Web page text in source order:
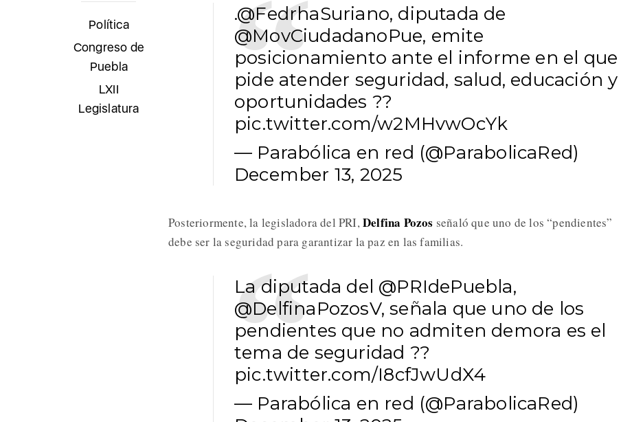
Política
Congreso de
Puebla
LXII
Legislatura
.@FedrhaSuriano, diputada de
@MovCiudadanoPue, emite
posicionamiento ante el informe en el que
pide atender seguridad, salud, educación y
oportunidades ?️?
pic.twitter.com/w2MHvwOcYk
— Parabólica en red (@ParabolicaRed)
December 13, 2025
Posteriormente, la legisladora del PRI,Delfina Pozos señaló que uno de los “pendientes”
debe ser la seguridad para garantizar la paz en las familias.
La diputada del @PRIdePuebla,
@DelfinaPozosV, señala que uno de los
pendientes que no admiten demora es el
tema de seguridad ?️?
pic.twitter.com/I8cfJwUdX4
— Parabólica en red (@ParabolicaRed)